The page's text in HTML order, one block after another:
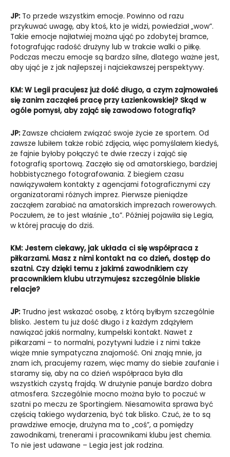
JP: To przede wszystkim emocje. Powinno od razu
przykuwać uwagę, aby ktoś, kto je widzi, powiedział „wow”.
Takie emocje najłatwiej można ująć po zdobytej bramce,
fotografując radość drużyny lub w trakcie walki o piłkę.
Podczas meczu emocje są bardzo silne, dlatego ważne jest,
aby ująć je z jak najlepszej i najciekawszej perspektywy.
KM: W Legii pracujesz już dość długo, a czym zajmowałeś
się zanim zacząłeś pracę przy Łazienkowskiej? Skąd w
ogóle pomysł, aby zająć się zawodowo fotografią?
JP:Zawsze chciałem związać swoje życie ze sportem. Od
zawsze lubiłem także robić zdjęcia, więc pomyślałem kiedyś,
że fajnie byłoby połączyć te dwie rzeczy i zająć się
fotografią sportową. Zaczęło się od amatorskiego, bardziej
hobbistycznego fotografowania. Z biegiem czasu
nawiązywałem kontakty z agencjami fotograficznymi czy
organizatorami różnych imprez. Pierwsze pieniądze
zacząłem zarabiać na amatorskich imprezach rowerowych.
Poczułem, że to jest właśnie „to”. Później pojawiła się Legia,
w której pracuję do dziś.
KM: Jestem ciekawy, jak układa ci się współpraca z
piłkarzami. Masz z nimi kontakt na co dzień, dostęp do
szatni. Czy dzięki temu z jakimś zawodnikiem czy
pracownikiem klubu utrzymujesz szczególnie bliskie
relacje?
JP:Trudno jest wskazać osobę, z którą byłbym szczególnie
blisko. Jestem tu już dość długo i z każdym zdążyłem
nawiązać jakiś normalny, kumpelski kontakt. Nawet z
piłkarzami – to normalni, pozytywni ludzie i z nimi także
wiąże mnie sympatyczna znajomość. Oni znają mnie, ja
znam ich, pracujemy razem, więc mamy do siebie zaufanie i
staramy się, aby na co dzień współpraca była dla
wszystkich czystą frajdą. W drużynie panuje bardzo dobra
atmosfera. Szczególnie mocno można było to poczuć w
szatni po meczu ze Sportingiem. Niesamowita sprawa być
częścią takiego wydarzenia, być tak blisko. Czuć, że to są
prawdziwe emocje, drużyna ma to „coś”, a pomiędzy
zawodnikami, trenerami i pracownikami klubu jest chemia.
To nie jest udawane – Legia jest jak rodzina.